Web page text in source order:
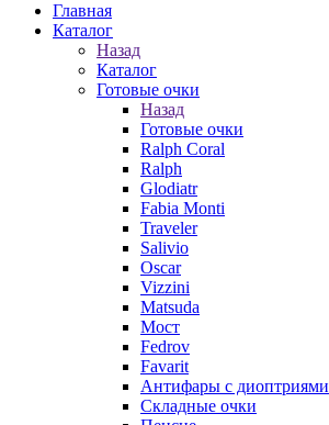
Главная
Каталог
Назад
Каталог
Готовые очки
Назад
Готовые очки
Ralph Coral
Ralph
Glodiatr
Fabia Monti
Traveler
Salivio
Oscar
Vizzini
Matsuda
Мост
Fedrov
Favarit
Антифары с диоптриями
Складные очки